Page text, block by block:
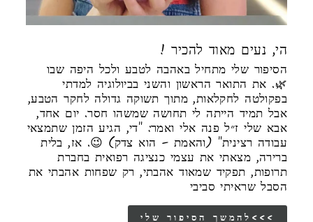
! הי, נעים מאוד להכיר
הסיפור שלי מתחיל באהבה לטבע ולכל היפה שבו
🌿. את התואר הראשון והשני בביולוגיה למדתי
בפקולטה לחקלאות, מתוך תשוקה גדולה לחקר הטבע,
אבל תמיד הייתה לי תחושה שמשהו חסר. יום אחד,
אבא שלי ז״ל פנה אלי ואמר: "די, הגיע הזמן שתמצאי
עבודה רצינית" (והאמת – הוא צדק) 😉. אז, בלית
ברירה, מצאתי את עצמי כנציגה רפואית בחברת
תרופות, תפקיד שמאוד אהבתי, רק שפחות אהבתי את
הסבל שראיתי סביבי
להמשך הסיפור שלי<<<